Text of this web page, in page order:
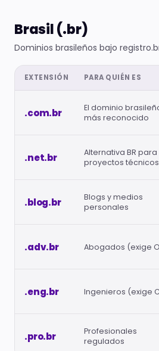
Brasil (.br)
Dominios brasileños bajo
EXTENSIÓN PARA QUIÉN ES
.com.br
El dominio
más reconocido
.net.br
Alternativa BR para
proyectos técnicos
.blog.br
Blogs y medios
personales
.adv.br Abogados (exige
.eng.br Ingenieros (exige
.pro.br
Profesionales
regulados